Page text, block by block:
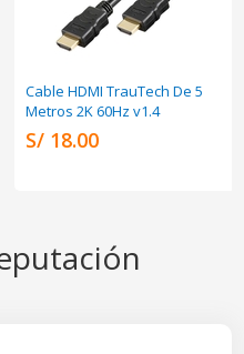
Cable HDMI TrauTech De 5
Metros 2K 60Hz v1.4
S/ 18.00